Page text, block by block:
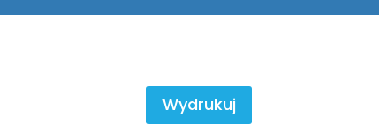
Wydrukuj